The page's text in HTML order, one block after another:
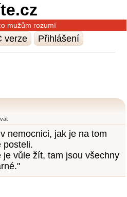
mužům rozumí
verze Přihlášení
nemocnici, jak je na tom
posteli.
vůle žít, tam jsou všechny